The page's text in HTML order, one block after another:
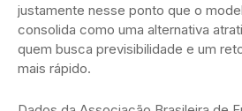
justamente nesse ponto que o
consolida como uma alternativa
quem busca previsibilidade e um
mais rápido.